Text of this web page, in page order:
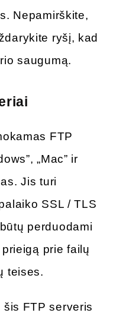
Nepamirškite,
ryšį, kad
saugumą.
FTP
„Mac” ir
Jis turi
SSL / TLS
perduodami
prie failų
teises.
šis FTP serveris